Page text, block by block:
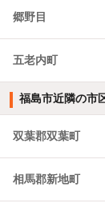
郷野目
五老内町
福島市近隣の市
双葉郡双葉町
相馬郡新地町